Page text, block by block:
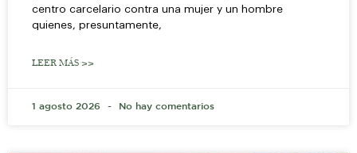
centro carcelario contra una mujer y un hombre
quienes, presuntamente,
LEER MÁS >>
1 agosto 2026 No hay comentarios